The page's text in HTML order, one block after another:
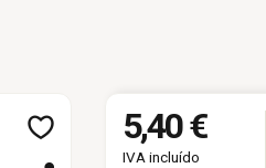
5,40 €
IVA incluído